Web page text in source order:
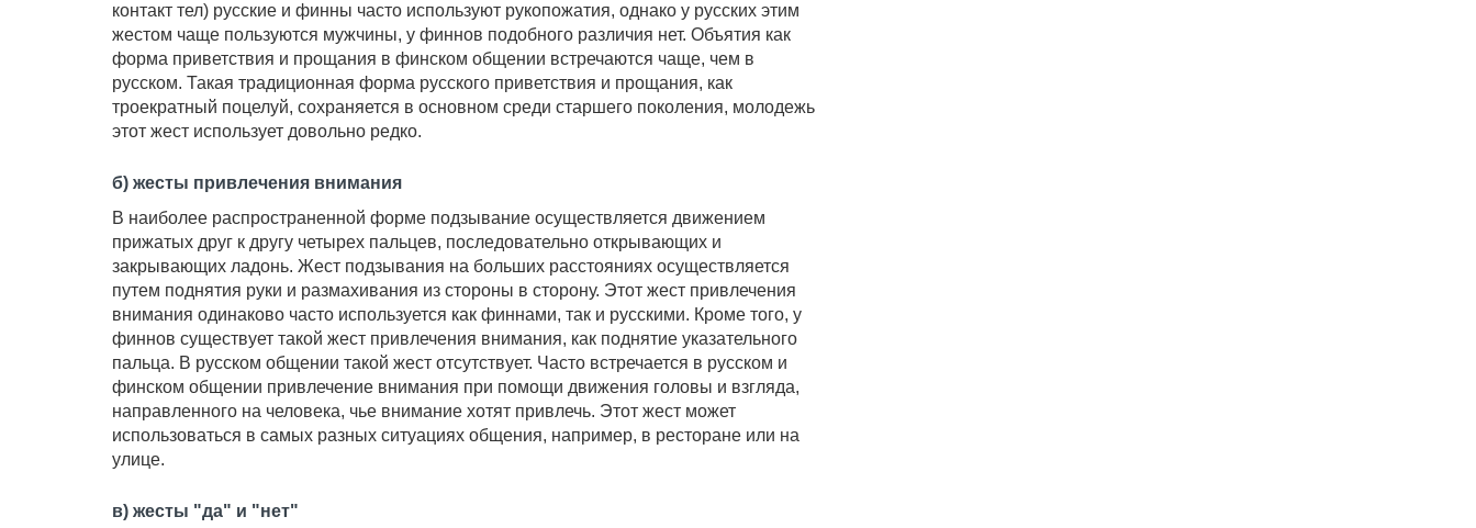
контакт тел) русские и финны часто используют рукопожатия, однако у русских этим
жестом чаще пользуются мужчины, у финнов подобного различия нет. Объятия как
форма приветствия и прощания в финском общении встречаются чаще, чем в
русском. Такая традиционная форма русского приветствия и прощания, как
троекратный поцелуй, сохраняется в основном среди старшего поколения, молодежь
этот жест использует довольно редко.
б) жесты привлечения внимания
В наиболее распространенной форме подзывание осуществляется движением
прижатых друг к другу четырех пальцев, последовательно открывающих и
закрывающих ладонь. Жест подзывания на больших расстояниях осуществляется
путем поднятия руки и размахивания из стороны в сторону. Этот жест привлечения
внимания одинаково часто используется как финнами, так и русскими. Кроме того, у
финнов существует такой жест привлечения внимания, как поднятие указательного
пальца. В русском общении такой жест отсутствует. Часто встречается в русском и
финском общении привлечение внимания при помощи движения головы и взгляда,
направленного на человека, чье внимание хотят привлечь. Этот жест может
использоваться в самых разных ситуациях общения, например, в ресторане или на
улице.
в) жесты "да" и "нет"